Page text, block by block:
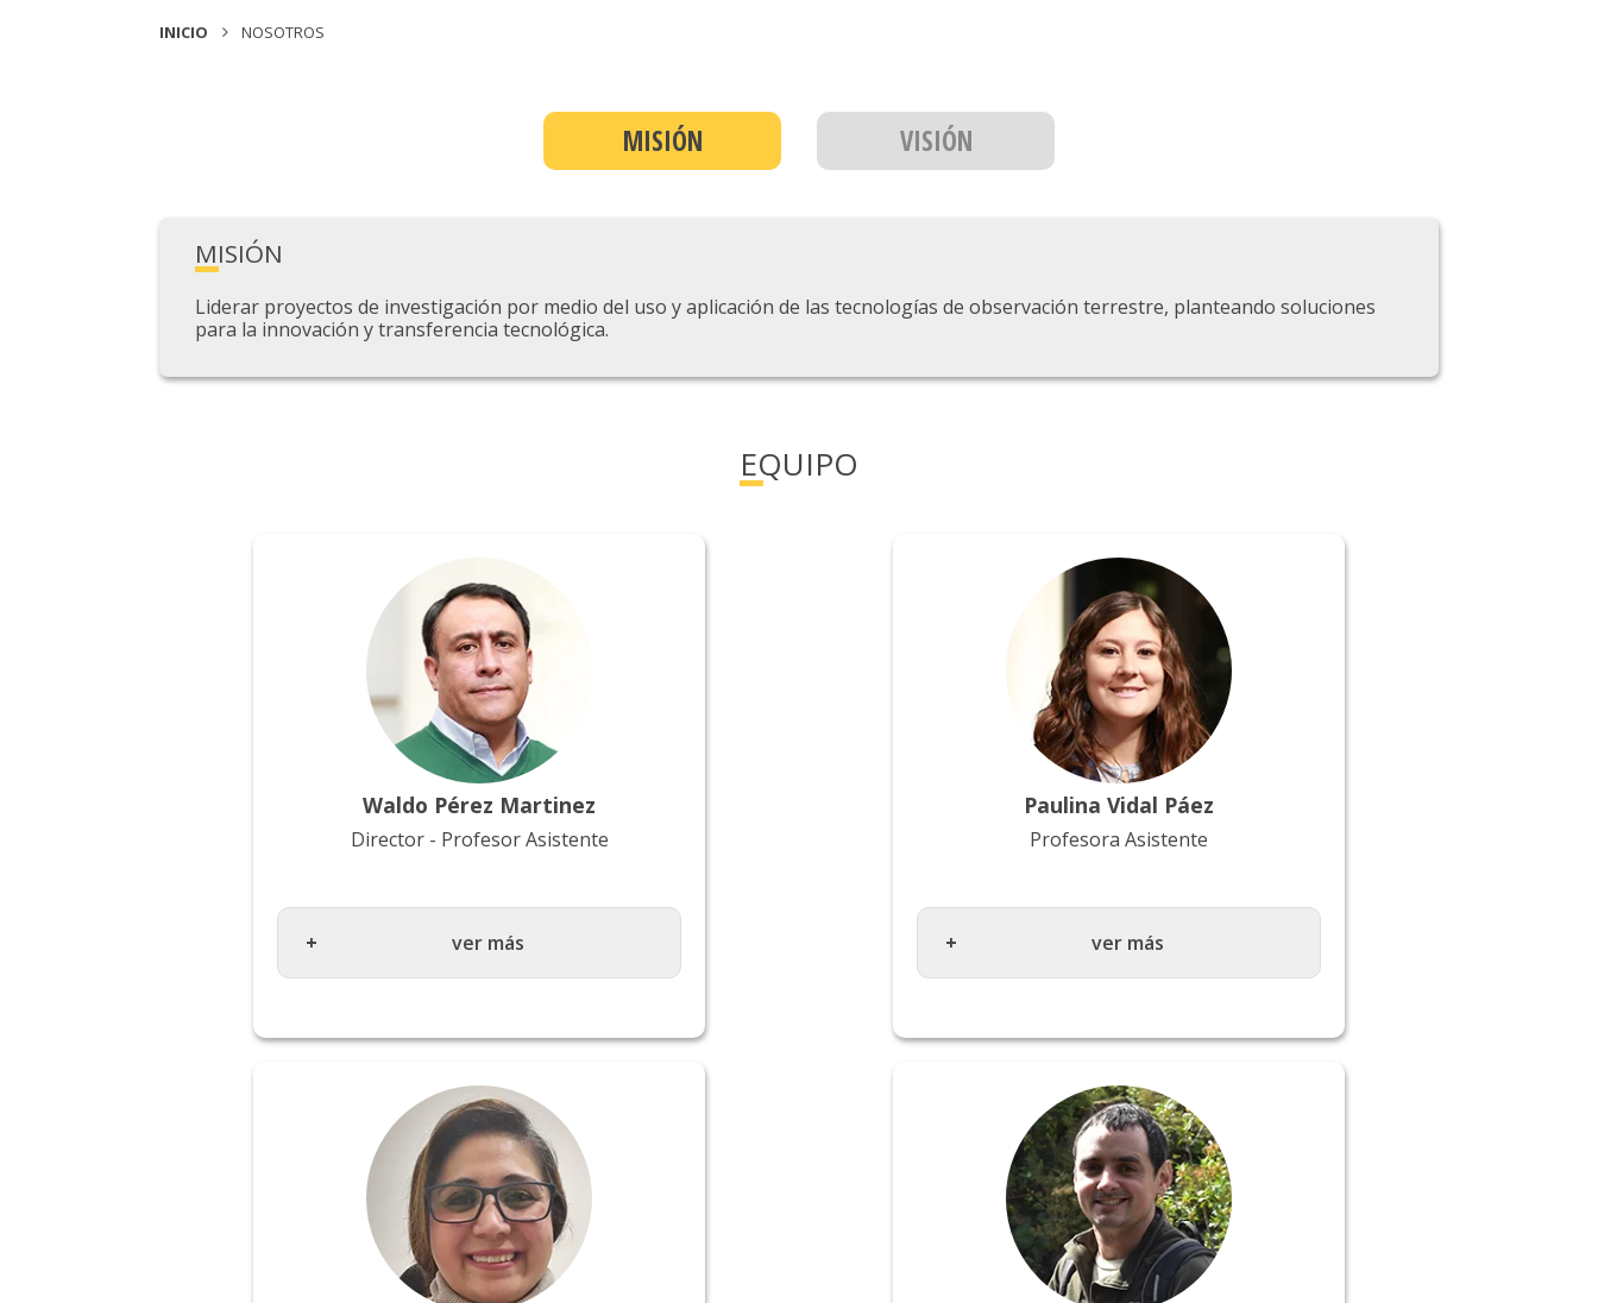
INICIO NOSOTROS
MISIÓN VISIÓN
MISIÓN
Liderar proyectos de investigación por medio del uso y aplicación de las tecnologías de observación terrestre, planteando soluciones
para la innovación y transferencia tecnológica.
EQUIPO
Waldo Pérez Martinez
Director - Profesor Asistente
ver más
Católica de Chile / Máster en gestión de
Politécnica de Catalunya, España / Dr.©
en Ingeniería Geomática, Universitat
Politécnica de Valéncia, España.
Línea de Investigación:
Riesgos naturales geológicos y
geomorfológicos; diseño, desarrollo y
actualización de sistemas de
Paulina Vidal Páez
Profesora Asistente
ver más
Diplomado en Geomática y Tecnología
Magíster en Teledetección, Universidad
Mayor, Chile / Dra.© en Ingeniería
Geomática, Universitat Politécnica de
Valéncia, España.
Línea de Investigación:
Análisis y evaluación de desastres
naturales; conservación de los recursos